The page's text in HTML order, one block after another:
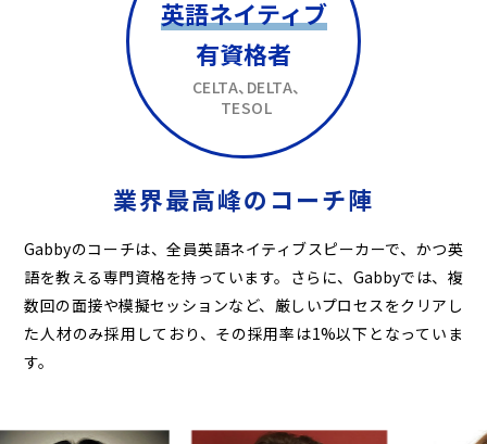
業界最高峰のコーチ陣
Gabbyのコーチは、全員英語ネイティブスピーカーで、かつ英
語を教える専門資格を持っています。 さらに、Gabbyでは、複
数回の面接や模擬セッションなど、厳しいプロセスをクリアし
た人材のみ採用しており、その採用率は1%以下となっていま
す。
英語ネイティブ
有資格者
CELTA、DELTA、
TESOL